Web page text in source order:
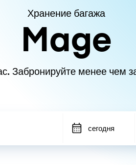
Хранение багажа
Mage
Забронируйте менее чем
сегодня